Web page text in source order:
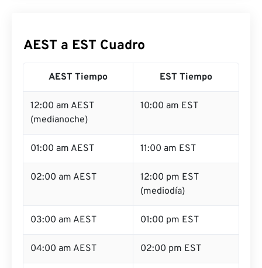
AEST a EST Cuadro
AEST Tiempo EST Tiempo
12:00 am AEST
(medianoche)
10:00 am EST
01:00 am AEST 11:00 am EST
02:00 am AEST
12:00 pm EST
(mediodía)
03:00 am AEST 01:00 pm EST
04:00 am AEST 02:00 pm EST